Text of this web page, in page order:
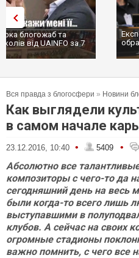
Експослу в США Стефанішиній
обрали запобіжний захід
Вся правда з блогосфери » Новини
Как выглядели
в самом начале
23.12.2016, 10:40 • 5409 •
Абсолютно все
композиторы с чего-то да
сегодняшний день на весь
были когда-то всего лишь
выступавшими в
клубов. А сейчас на своих
огромные стадионы
важно помнить, с чего все